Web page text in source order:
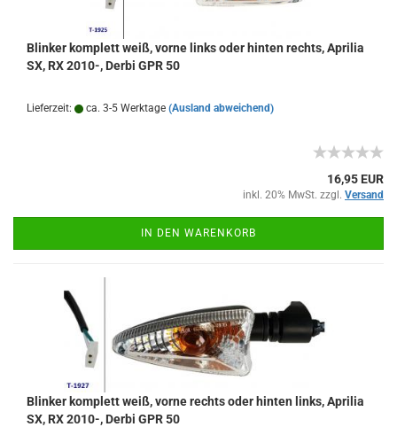
Blinker komplett weiß, vorne links oder hinten rechts, Aprilia
SX, RX 2010-, Derbi GPR 50
Lieferzeit: ca. 3-5 Werktage (Ausland abweichend)
16,95 EUR
inkl. 20% MwSt. zzgl. Versand
IN DEN WARENKORB
Blinker komplett weiß, vorne rechts oder hinten links, Aprilia
SX, RX 2010-, Derbi GPR 50